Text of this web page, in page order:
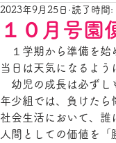
１０月号園
2023年9月25日 読了時間:
１学期から準備を始
当日は天気になるよ
幼児の成長は必ずし
年少組では、負けたら
社会生活において、誰
人間としての価値を